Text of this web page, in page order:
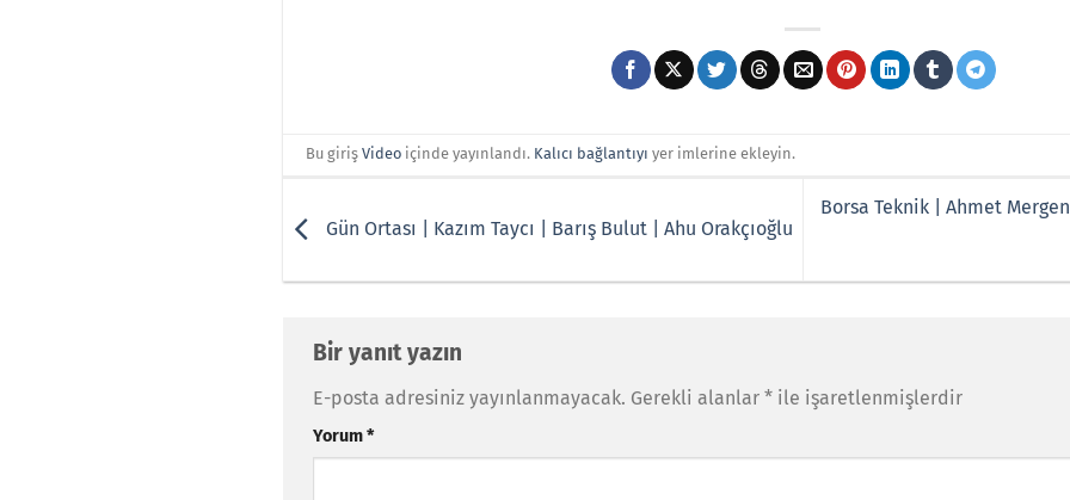
Bu girişVideo içinde yayınlandı. Kalıcı bağlantıyı yer imlerine ekleyin.
Gün Ortası | Kazım Taycı | Barış Bulut | Ahu Orakçıoğlu
Borsa Teknik | Ahmet
Bir yanıt yazın
E-posta adresiniz yayınlanmayacak. Gerekli alanlar * ile işaretlenmişlerdir
Yorum*